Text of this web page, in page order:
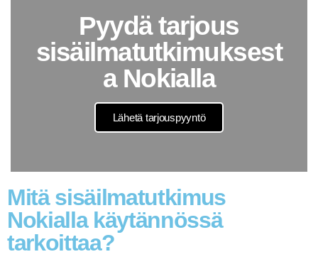
Pyydä tarjous
sisäilmatutkimuksest
a Nokialla
Lähetä tarjouspyyntö
Mitä sisäilmatutkimus
Nokialla käytännössä
tarkoittaa?